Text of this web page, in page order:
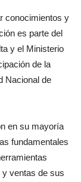
conocimientos y
es parte del
y el Ministerio
de la
Nacional de
en su mayoría
fundamentales
y ventas de sus